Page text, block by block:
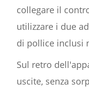
collegare il
utilizzare i due
di pollice inclusi
Sul retro
uscite, senza